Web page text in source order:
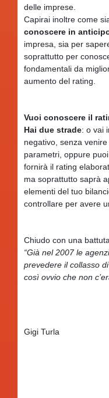
delle imprese.
Capirai inoltre come
conoscere in
impresa, sia per
soprattutto per
fondamentali da
aumento del rating.
Vuoi conoscere il
Hai due strade: o vai
negativo, senza
parametri, oppure
fornirà il rating
ma soprattutto saprà
elementi del tuo
controllare per avere
Chiudo con una
“Già nel 2007 le
prevedere il collasso
così ovvio che non
Gigi Turla